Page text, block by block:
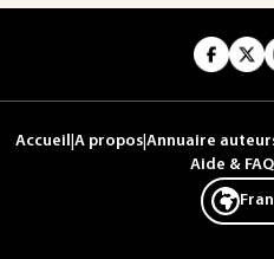
Accueil A propos Annuaire
Aide & FAQ|